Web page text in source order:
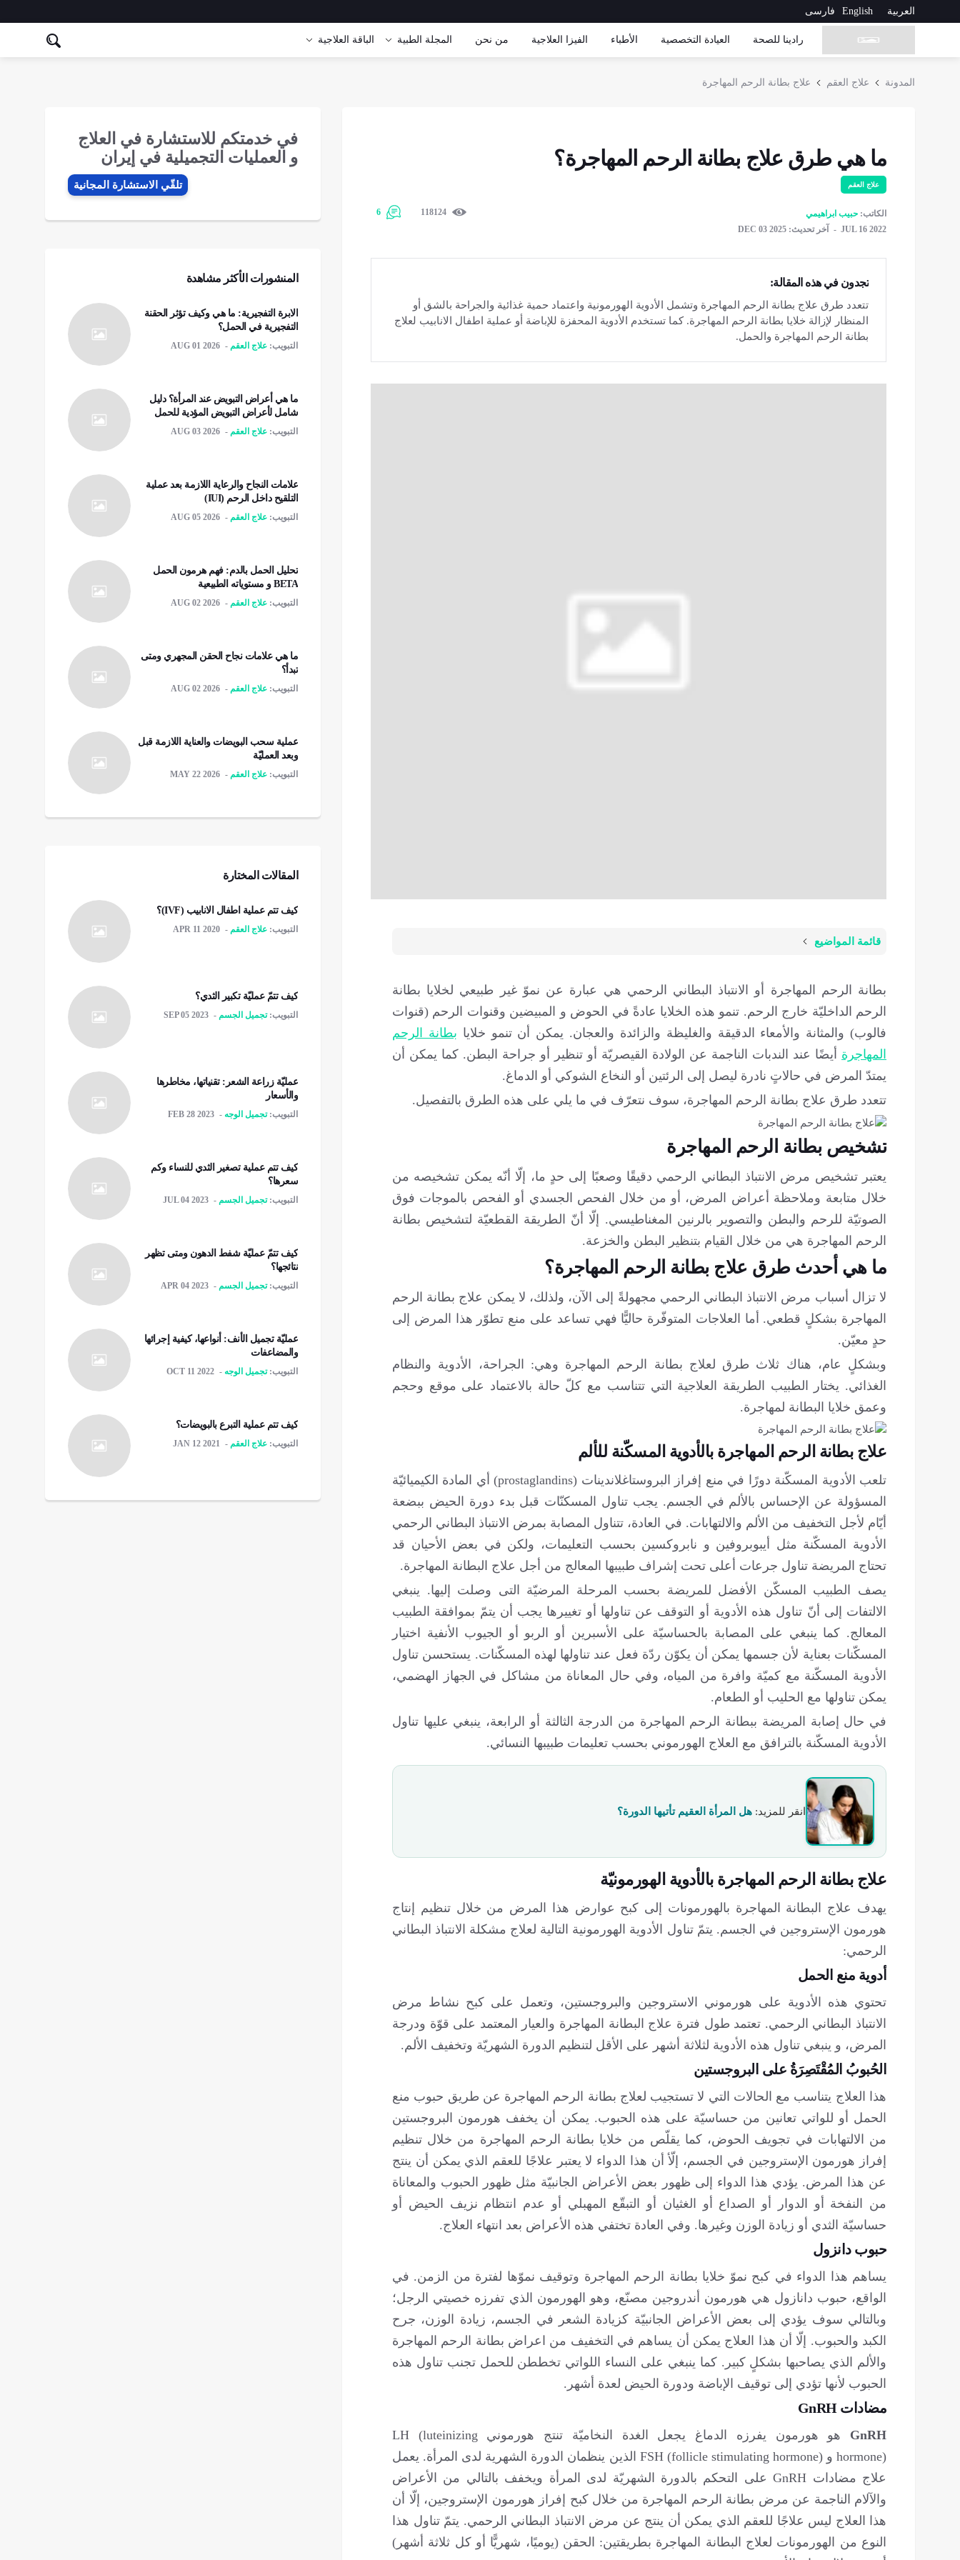
العربية English فارسی
رادینا للصحة العیادة التخصصیة الأطباء الفيزا العلاجية من نحن المجلة الطبية الباقة العلاجیة
المدونة علاج العقم علاج بطانة الرحم المهاجرة
ما هي طرق علاج بطانة الرحم المهاجرة؟
علاج العقم
الكاتب: حبيب ابراهيمي
JUL 16 2022
آخر تحديث: DEC 03 2025
118124
6
تجدون في هذه المقالة:
تتعدد طرق علاج بطانة الرحم المهاجرة وتشمل الأدوية الهورمونية واعتماد حمية غذائية والجراحة بالشق أو
المنظار لإزالة خلايا بطانة الرحم المهاجرة. كما تستخدم الأدوية المحفزة للإباضة أو عملية اطفال الانابيب لعلاج
بطانة الرحم المهاجرة والحمل.
قائمة المواضيع
بطانة الرحم المهاجرة أو الانتباذ البطاني الرحمي هي عبارة عن نموّ غير طبيعي لخلايا بطانة
الرحم الداخليّة خارج الرحم. تنمو هذه الخلايا عادةً في الحوض و المبيضين وقنوات الرحم (قنوات
فالوب) والمثانة والأمعاء الدقيقة والغليظة والزائدة والعجان. يمكن أن تنمو خلايا بطانة الرحم
المهاجرة أيضًا عند الندبات الناجمة عن الولادة القيصريّة أو تنظير أو جراحة البطن. كما يمكن أن
يمتدّ المرض في حالاتٍ نادرة ليصل إلى الرئتين أو النخاع الشوكي أو الدماغ.
تتعدد طرق علاج بطانة الرحم المهاجرة، سوف نتعرّف في ما يلي على هذه الطرق بالتفصيل.
تشخيص بطانة الرحم المهاجرة
يعتبر تشخيص مرض الانتباذ البطاني الرحمي دقيقًا وصعبًا إلى حدٍ ما، إلّا أنّه يمكن تشخيصه من
خلال متابعة وملاحظة أعراض المرض، أو من خلال الفحص الجسدي أو الفحص بالموجات فوق
الصوتيّة للرحم والبطن والتصوير بالرنين المغناطيسي. إلّا أنّ الطريقة القطعيّة لتشخيص بطانة
الرحم المهاجرة هي من خلال القيام بتنظير البطن والخزعة.
ما هي أحدث طرق علاج بطانة الرحم المهاجرة؟
لا تزال أسباب مرض الانتباذ البطاني الرحمي مجهولةً إلى الآن، ولذلك، لا يمكن علاج بطانة الرحم
المهاجرة بشكلٍ قطعي. أما العلاجات المتوفّرة حاليًّا فهي تساعد على منع تطوّر هذا المرض إلى
حدٍ معيّن.
وبشكلٍ عام، هناك ثلاث طرق لعلاج بطانة الرحم المهاجرة وهي: الجراحة، الأدوية والنظام
الغذائي. يختار الطبيب الطريقة العلاجية التي تتناسب مع كلّ حالة بالاعتماد على موقع وحجم
وعمق خلايا البطانة لمهاجرة.
علاج بطانة الرحم المهاجرة بالأدوية المسكّنة للألم
تلعب الأدوية المسكّنة دورًا في منع إفراز البروستاغلاندينات (prostaglandins) أي المادة الكيميائيّة
المسؤولة عن الإحساس بالألم في الجسم. يجب تناول المسكنّات قبل بدء دورة الحيض ببضعة
أيّام لأجل التخفیف من الألم والالتهابات. في العادة، تتناول المصابة بمرض الانتباذ البطاني الرحمي
الأدوية المسكّنة مثل أيبوبروفين و نابروكسين بحسب التعليمات، ولكن في بعض الأحيان قد
تحتاج المريضة تناول جرعات أعلى تحت إشراف طبيبها المعالج من أجل علاج البطانة المهاجرة.
يصف الطبيب المسكّن الأفضل للمريضة بحسب المرحلة المرضيّة التى وصلت إليها. ينبغي
الالتفات إلى أنّ تناول هذه الأدوية أو التوقف عن تناولها أو تغييرها يجب أن يتمّ بموافقة الطبيب
المعالج. كما ينبغي على المصابة بالحساسيّة على الأسبرين أو الربو أو الجيوب الأنفية اختيار
المسكّنات بعناية لأن جسمها يمكن أن يكوّن ردّة فعل عند تناولها لهذه المسكّنات. يستحسن تناول
الأدوية المسكّنة مع كميّة وافرة من المياه، وفي حال المعاناة من مشاكل في الجهاز الهضمي،
يمكن تناولها مع الحليب أو الطعام.
في حال إصابة المريضة ببطانة الرحم المهاجرة من الدرجة الثالثة أو الرابعة، ينبغي عليها تناول
الأدوية المسكّنة بالترافق مع العلاج الهورموني بحسب تعليمات طبيبها النسائي.
انقر للمزید: هل المرأة العقيم تأتيها الدورة؟
علاج بطانة الرحم المهاجرة بالأدوية الهورمونيّة
يهدف علاج البطانة المهاجرة بالهورمونات إلى كبح عوارض هذا المرض من خلال تنظيم إنتاج
هورمون الإستروجين في الجسم. يتمّ تناول الأدوية الهورمونية التالية لعلاج مشكلة الانتباذ البطاني
الرحمي:
أدوية منع الحمل
تحتوي هذه الأدوية على هورموني الاستروجين والبروجستين، وتعمل على كبح نشاط مرض
الانتباذ البطاني الرحمي. تعتمد طول فترة علاج البطانة المهاجرة والعيار المعتمد على قوّة ودرجة
المرض، و ينبغي تناول هذه الأدوية لثلاثة أشهر على الأقل لتنظيم الدورة الشهريّة وتخفيف الألم.
الحُبوبُ المُقْتَصِرَةُ على البروجستين
هذا العلاج يتناسب مع الحالات التي لا تستجيب لعلاج بطانة الرحم المهاجرة عن طريق حبوب منع
الحمل أو للواتي تعانين من حساسيّة على هذه الحبوب. يمكن أن يخفف هورمون البروجستين
من الالتهابات في تجويف الحوض، كما يقلّص من خلايا بطانة الرحم المهاجرة من خلال تنظيم
إفراز هورمون الإستروجين في الجسم، إلّأ أن هذا الدواء لا يعتبر علاجًا للعقم الذي يمكن أن ينتج
عن هذا المرض. يؤدي هذا الدواء إلى ظهور بعض الأعراض الجانبيّة مثل ظهور الحبوب والمعاناة
من النفخة أو الدوار أو الصداع أو الغثيان أو التبقّع المهبلي أو عدم انتظام نزيف الحيض أو
حساسيّة الثدي أو زيادة الوزن وغيرها. وفي العادة تختفي هذه الأعراض بعد انتهاء العلاج.
حبوب دانزول
يساهم هذا الدواء في كبح نموّ خلايا بطانة الرحم المهاجرة وتوقيف نموّها لفترة من الزمن. في
الواقع، حبوب دانازول هي هورمون أندروجين مصنّع، وهو الهورمون الذي تفرزه خصيتي الرجل؛
وبالتالي سوف يؤدي إلى بعض الأعراض الجانبيّة كزيادة الشعر في الجسم، زيادة الوزن، جرح
الكبد والحبوب. إلّا أن هذا العلاج يمكن أن يساهم في التخفيف من اعراض بطانة الرحم المهاجرة
والألم الذي يصاحبها بشكلٍ كبير. كما ينبغي على النساء اللواتي تخططن للحمل تجنب تناول هذه
الحبوب لأنها تؤدي إلى توقيف الإباضة ودورة الحيض لعدة أشهر.
مضاداتGnRH
GnRH
هو هورمون يفرزه الدماغ يجعل الغدة النخاميّة تنتج هورموني LH (luteinizing
hormone) و FSH (follicle stimulating hormone) الذين ينظمان الدورة الشهرية لدى المرأة. يعمل
علاج مضادات GnRH على التحكم بالدورة الشهريّة لدى المرأة ويخفف بالتالي من الأعراض
والآلام الناجمة عن مرض بطانة الرحم المهاجرة من خلال كبح إفراز هورمون الإستروجين، إلّا أن
هذا العلاج ليس علاجًا للعقم الذي يمكن أن ينتج عن مرض الانتباذ البطاني الرحمي. يتمّ تناول هذا
النوع من الهورمونات لعلاج البطانة المهاجرة بطريقتين: الحقن (يوميًا، شهريًّا أو كل ثلاثة أشهر)
في خدمتكم للاستشارة في العلاج
و العمليات التجميلية في إيران
تلقّي الاستشارة المجانیة
المنشورات الأكثر مشاهدة
الابرة التفجيرية: ما هي وكيف تؤثر الحقنة
التفجيرية في الحمل؟
التبويب: علاج العقم AUG 01 2026
ما هي أعراض التبويض عند المرأة؟ دليل
شامل لأعراض التبويض المؤدية للحمل
التبويب: علاج العقم AUG 03 2026
علامات النجاح والرعاية اللازمة بعد عملية
التلقیح داخل الرحم (IUI)
التبويب: علاج العقم AUG 05 2026
تحليل الحمل بالدم: فهم هرمون الحمل
BETA و مستوياته الطبيعية
التبويب: علاج العقم AUG 02 2026
ما هي علامات نجاح الحقن المجهري ومتى
تبدأ؟
التبويب: علاج العقم AUG 02 2026
عملية سحب البويضات والعناية اللازمة قبل
وبعد العمليّة
التبويب: علاج العقم MAY 22 2026
المقالات المختارة
كيف تتم عملية اطفال الانابيب (IVF)؟
التبويب: علاج العقم APR 11 2020
كيف تتمّ عمليّة تكبير الثدي؟
التبويب: تجميل الجسم SEP 05 2023
عمليّة زراعة الشعر: تقنياتها، مخاطرها
والأسعار
التبويب: تجميل الوجه FEB 28 2023
كيف تتم عملية تصغير الثدي للنساء وكم
سعرها؟
التبويب: تجميل الجسم JUL 04 2023
كيف تتمّ عمليّة شفط الدهون ومتى تظهر
نتائجها؟
التبويب: تجميل الجسم APR 04 2023
عمليّة تجميل الأنف: أنواعها، كيفية إجرائها
والمضاعفات
التبويب: تجميل الوجه OCT 11 2022
كيف تتم عملية التبرع بالبويضات؟
التبويب: علاج العقم JAN 12 2021